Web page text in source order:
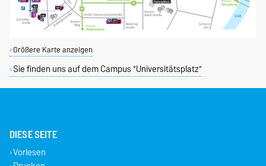
Größere Karte anzeigen
Sie finden uns auf dem Campus "Universitätsplatz"
DIESE SEITE
Vorlesen